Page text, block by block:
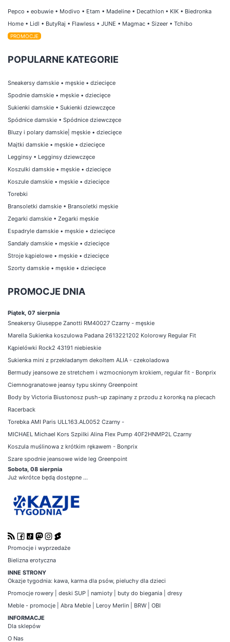
Pepco • eobuwie • Modivo • Etam • Madeline • Decathlon • KIK • Biedronka
Home • Lidl • ButyRaj • Flawless • JUNE • Magmac • Sizeer • Tchibo
PROMOCJE
POPULARNE KATEGORIE
Sneakersy damskie • męskie • dziecięce
Spodnie damskie • męskie • dziecięce
Sukienki damskie • Sukienki dziewczęce
Spódnice damskie • Spódnice dziewczęce
Bluzy i polary damskie męskie • dziecięce
Majtki damskie • męskie • dziecięce
Legginsy • Legginsy dziewczęce
Koszulki damskie • męskie • dziecięce
Koszule damskie • męskie • dziecięce
Torebki
Bransoletki damskie • Bransoletki męskie
Zegarki damskie • Zegarki męskie
Espadryle damskie • męskie • dziecięce
Sandały damskie • męskie • dziecięce
Stroje kąpielowe • męskie • dziecięce
Szorty damskie • męskie • dziecięce
PROMOCJE DNIA
Piątek, 07 sierpnia
Sneakersy Giuseppe Zanotti RM40027 Czarny - męskie
Marella Sukienka koszulowa Padana 2613221202 Kolorowy Regular Fit
Kąpielówki Rock2 43191 niebieskie
Sukienka mini z przekładanym dekoltem ALIA - czekoladowa
Bermudy jeansowe ze stretchem i wzmocnionym krokiem, regular fit - Bonprix
Ciemnogranatowe jeansy typu skinny Greenpoint
Body by Victoria Biustonosz push-up zapinany z przodu z koronką na plecach
Racerback
Torebka AMI Paris ULL163.AL0052 Czarny -
MICHAEL Michael Kors Szpilki Alina Flex Pump 40F2HNMP2L Czarny
Koszula muślinowa z krótkim rękawem - Bonprix
Szare spodnie jeansowe wide leg Greenpoint
Sobota, 08 sierpnia
Już wkrótce będą dostępne ...
Promocje i wyprzedaże
Bielizna erotyczna
INNE STRONY
Okazje tygodnia: kawa, karma dla psów, pieluchy dla dzieci
Promocje rowery deski SUP namioty buty do biegania
dresy
Meble - promocje
Abra Meble Leroy Merlin BRW
OBI
INFORMACJE
Dla sklepów
O Nas